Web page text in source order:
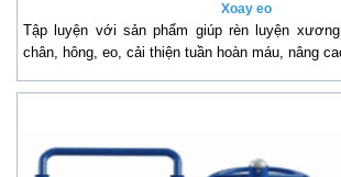
Xoay eo
Tập luyện với sản phẩm giúp rèn luyện
chân, hông, eo, cải thiện tuần hoàn máu, nâng